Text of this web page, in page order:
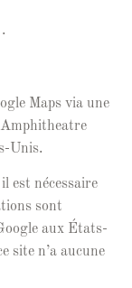
.
Maps via une
Unis.
est néces­saire
sont
aux États-
site n’a aucune